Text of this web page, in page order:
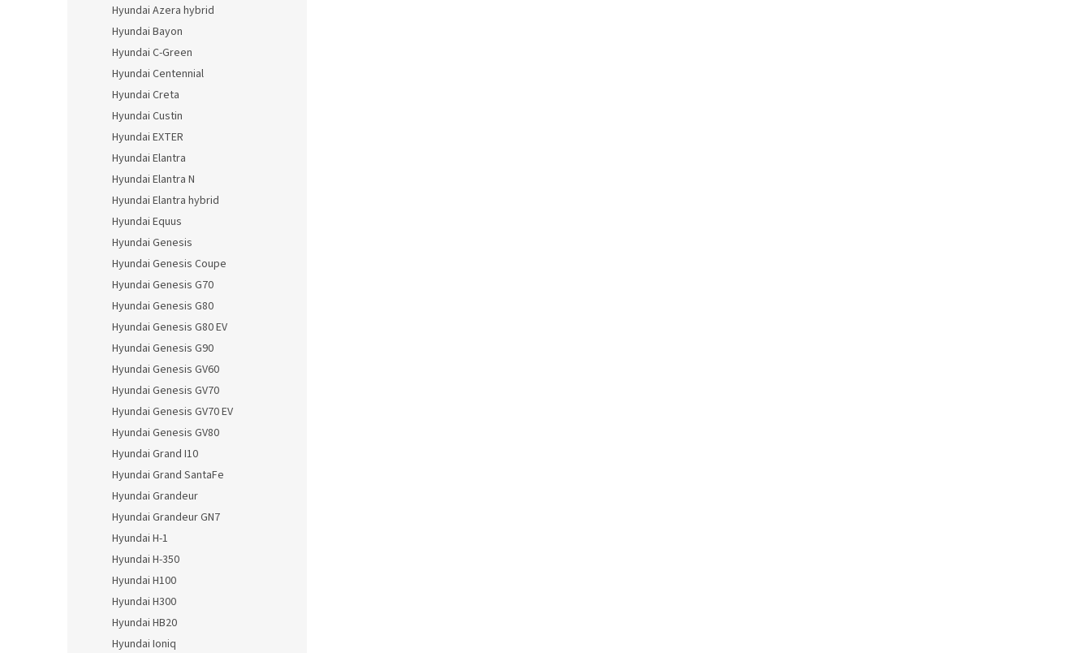
Hyundai Azera hybrid
Hyundai Bayon
Hyundai C-Green
Hyundai Centennial
Hyundai Creta
Hyundai Custin
Hyundai EXTER
Hyundai Elantra
Hyundai Elantra N
Hyundai Elantra hybrid
Hyundai Equus
Hyundai Genesis
Hyundai Genesis Coupe
Hyundai Genesis G70
Hyundai Genesis G80
Hyundai Genesis G80 EV
Hyundai Genesis G90
Hyundai Genesis GV60
Hyundai Genesis GV70
Hyundai Genesis GV70 EV
Hyundai Genesis GV80
Hyundai Grand I10
Hyundai Grand SantaFe
Hyundai Grandeur
Hyundai Grandeur GN7
Hyundai H-1
Hyundai H-350
Hyundai H100
Hyundai H300
Hyundai HB20
Hyundai Ioniq